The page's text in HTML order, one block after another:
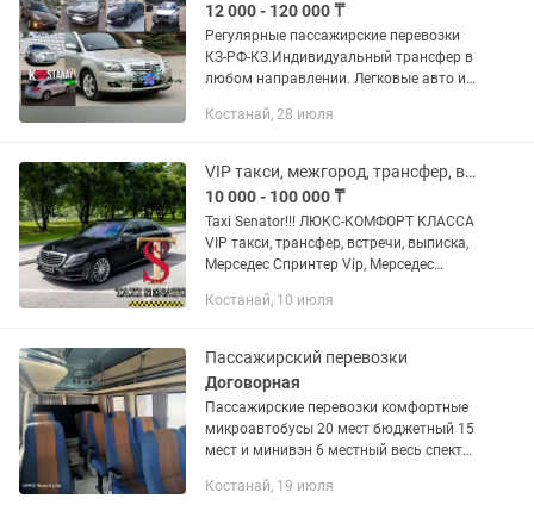
12 000 - 120 000 ₸
Регулярные пассажирские перевозки
КЗ-РФ-КЗ.Индивидуальный трансфер в
любом направлении. Легковые авто и
Костанай, 28 июля
VIP такси, межгород, трансфер, выписка, Спринтер Vip, Мерседес W222.
10 000 - 100 000 ₸
Taxi Senator!!! ЛЮКС-КОМФОРТ КЛАССА
VIP такси, трансфер, встречи, выписка,
Мерседес Спринтер Vip, Мерседес
MERCEDES W222.
ОФИЦИАЛЬНОЕ...
Костанай, 10 июля
Пассажирский перевозки
Договорная
Пассажирские перевозки комфортные
микроавтобусы 20 мест бюджетный 15
мест и минивэн 6 местный весь спектр
жд гостей также трудные моменты
Костанай, 19 июля